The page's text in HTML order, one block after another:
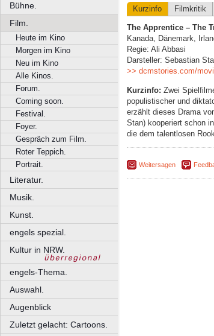
Bühne.
Film.
Heute im Kino
Morgen im Kino
Neu im Kino
Alle Kinos.
Forum.
Coming soon.
Festival.
Foyer.
Gespräch zum Film.
Roter Teppich.
Portrait.
Literatur.
Musik.
Kunst.
engels spezial.
Kultur in NRW.
engels-Thema.
Auswahl.
Augenblick
Zuletzt gelacht: Cartoons.
Kurzinfo Filmkritik
The Apprentice – The
Kanada, Dänemark,
Regie: Ali Abbasi
Darsteller: Sebastian
>> dcmstories.com/
Kurzinfo: Zwei
populistischer und
erzählt dieses Drama
Stan) kooperiert schon
die dem talentlosen
Weitersagen